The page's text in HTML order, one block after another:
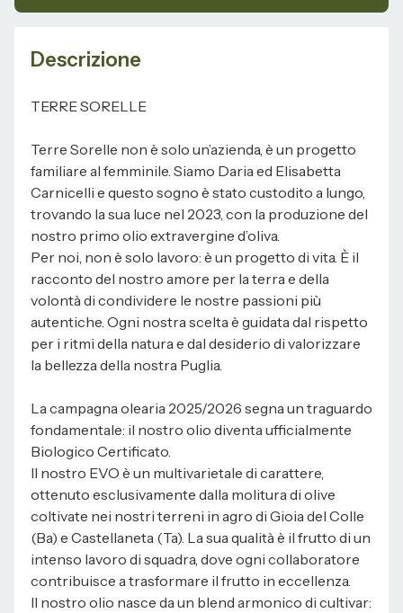
Descrizione
TERRE SORELLE
Terre Sorelle non è solo un’azienda, è un progetto
familiare al femminile. Siamo Daria ed Elisabetta
Carnicelli e questo sogno è stato custodito a lungo,
trovando la sua luce nel 2023, con la produzione del
nostro primo olio extravergine d’oliva.
Per noi, non è solo lavoro: è un progetto di vita. È il
racconto del nostro amore per la terra e della
volontà di condividere le nostre passioni più
autentiche. Ogni nostra scelta è guidata dal rispetto
per i ritmi della natura e dal desiderio di valorizzare
la bellezza della nostra Puglia.
La campagna olearia 2025/2026 segna un traguardo
fondamentale: il nostro olio diventa ufficialmente
Biologico Certificato.
Il nostro EVO è un multivarietale di carattere,
ottenuto esclusivamente dalla molitura di olive
coltivate nei nostri terreni in agro di Gioia del Colle
(Ba) e Castellaneta (Ta). La sua qualità è il frutto di un
intenso lavoro di squadra, dove ogni collaboratore
contribuisce a trasformare il frutto in eccellenza.
Il nostro olio nasce da un blend armonico di cultivar: